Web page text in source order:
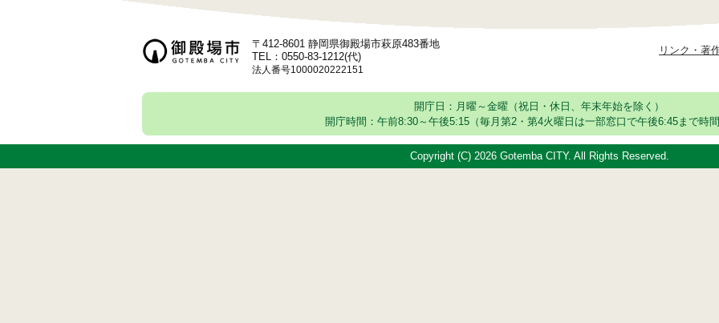
〒412-8601 静岡県御殿場市萩原483番地
TEL：0550-83-1212(代)
法人番号1000020222151
リンク・著
開庁日：月曜～金曜（祝日・休日、年末年始を除く）
開庁時間：午前8:30～午後5:15（毎月第2・第4火曜日は一部窓口で午後6:45まで時
Copyright (C) 2026 Gotemba CITY. All Rights Reserved.